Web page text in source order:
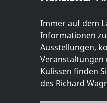
Immer auf dem
Informationen
Ausstellungen,
Veranstaltungen
Kulissen finden
des Richard